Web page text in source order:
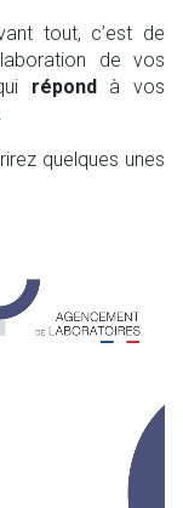
tout, c’est de
de vos
répond à vos
quelques unes